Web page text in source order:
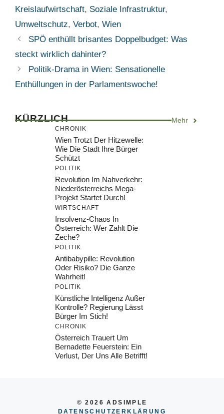
Kreislaufwirtschaft, Soziale Infrastruktur,
Umweltschutz, Verbot, Wien
SPÖ enthüllt brisantes Doppelbudget: Was
steckt wirklich dahinter?
Politik-Drama in Wien: Sensationelle
Enthüllungen in der Parlamentswoche!
KÜRZLICH Mehr
CHRONIK
Wien Trotzt Der Hitzewelle:
Wie Die Stadt Ihre Bürger
Schützt
POLITIK
Revolution Im Nahverkehr:
Niederösterreichs Mega-
Projekt Startet Durch!
WIRTSCHAFT
Insolvenz-Chaos In
Österreich: Wer Zahlt Die
Zeche?
POLITIK
Antibabypille: Revolution
Oder Risiko? Die Ganze
Wahrheit!
POLITIK
Künstliche Intelligenz Außer
Kontrolle? Regierung Lässt
Bürger Im Stich!
CHRONIK
Österreich Trauert Um
Bernadette Feuerstein: Ein
Verlust, Der Uns Alle Betrifft!
© 2026 ADSIMPLE
DATENSCHUTZERKLÄRUNG